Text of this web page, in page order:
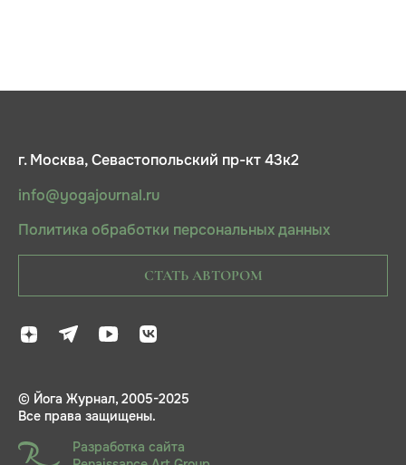
г. Москва, Севастопольский пр-кт 43к2
info@yogajournal.ru
Политика обработки персональных данных
СТАТЬ АВТОРОМ
© Йога Журнал, 2005-2025
Все права защищены.
Разработка сайта